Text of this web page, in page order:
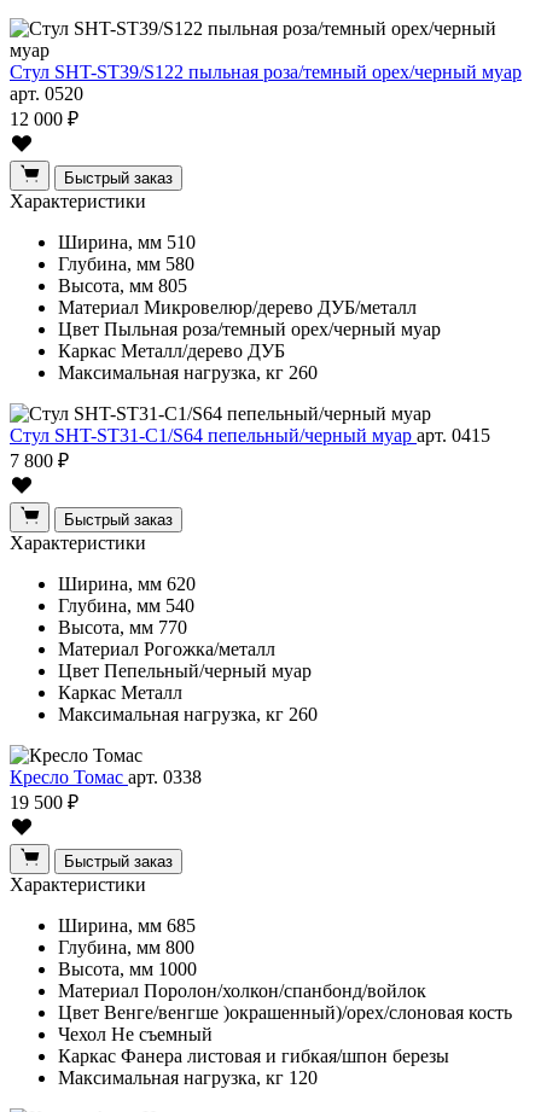
Стул SHT-ST39/S122 пыльная роза/темный орех/черный муар
арт. 0520
12 000 ₽
Быстрый заказ
Характеристики
Ширина, мм 510
Глубина, мм 580
Высота, мм 805
Материал Микровелюр/дерево ДУБ/металл
Цвет Пыльная роза/темный орех/черный муар
Каркас Металл/дерево ДУБ
Максимальная нагрузка, кг 260
Стул SHT-ST31-C1/S64 пепельный/черный муар арт. 0415
7 800 ₽
Быстрый заказ
Характеристики
Ширина, мм 620
Глубина, мм 540
Высота, мм 770
Материал Рогожка/металл
Цвет Пепельный/черный муар
Каркас Металл
Максимальная нагрузка, кг 260
Кресло Томас арт. 0338
19 500 ₽
Быстрый заказ
Характеристики
Ширина, мм 685
Глубина, мм 800
Высота, мм 1000
Материал Поролон/холкон/спанбонд/войлок
Цвет Венге/венгше )окрашенный)/орех/слоновая кость
Чехол Не съемный
Каркас Фанера листовая и гибкая/шпон березы
Максимальная нагрузка, кг 120